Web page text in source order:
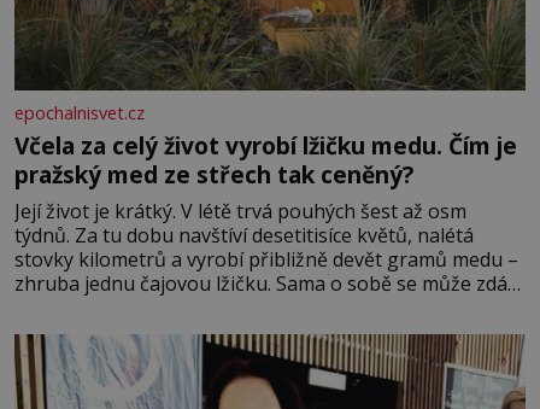
epochalnisvet.cz
Včela za celý život vyrobí lžičku medu. Čím je
pražský med ze střech tak ceněný?
Její život je krátký. V létě trvá pouhých šest až osm
týdnů. Za tu dobu navštíví desetitisíce květů, nalétá
stovky kilometrů a vyrobí přibližně devět gramů medu –
zhruba jednu čajovou lžičku. Sama o sobě se může zdát
tisíc příslušnic svého včelstva, vznikne jeden z
nejdokonalejších organismů